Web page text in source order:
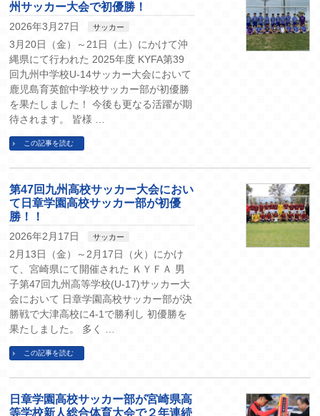
州サッカー大会で初優勝！
2026年3月27日 サッカー
3月20日（金）～21日（土）にかけて沖
縄県にて行われた 2025年度 KYFA第39
回九州中学校U-14サッカー大会において
鹿児島育英館中学校サッカー部が初優勝
を果たしました！ 今後も更なる活躍が期
待されます。 皆様 …
この記事を読む
第47回九州高校サッカー大会におい
て日章学園高校サッカー部が初優
勝！！
2026年2月17日 サッカー
2月13日（金）～2月17日（火）にかけ
て、宮崎県にて開催された ＫＹＦＡ 男
子第47回九州高等学校(U-17)サッカー大
会において 日章学園高校サッカー部が決
勝戦で大津高校に4-1で勝利し 初優勝を
果たしました。 多く …
この記事を読む
日章学園高校サッカー部が宮崎県高
等学校新人総合体育大会で２年連続